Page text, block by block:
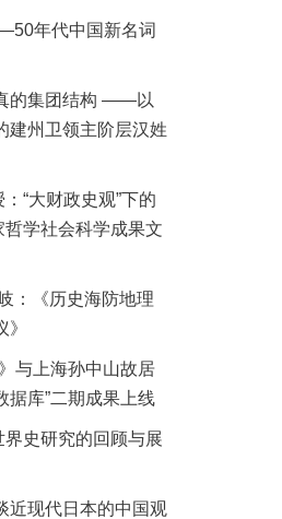
年代中国新名词
的集团结构 ——以
建州卫领主阶层汉姓
“大财政史观”下的
学社会科学成果文
：《历史海防地理
与上海孙中山故居
据库”二期成果上线
界史研究的回顾与展
近现代日本的中国观